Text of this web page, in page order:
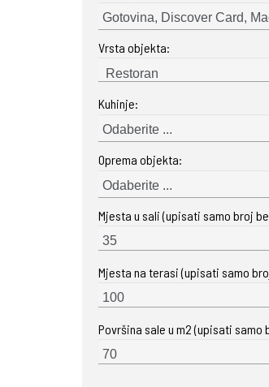
Gotovina, Discover Card,
Vrsta objekta:
Kuhinje:
Odaberite ...
Oprema objekta:
Odaberite ...
Mjesta u sali (upisati samo broj
Mjesta na terasi (upisati samo
Površina sale u m2 (upisati